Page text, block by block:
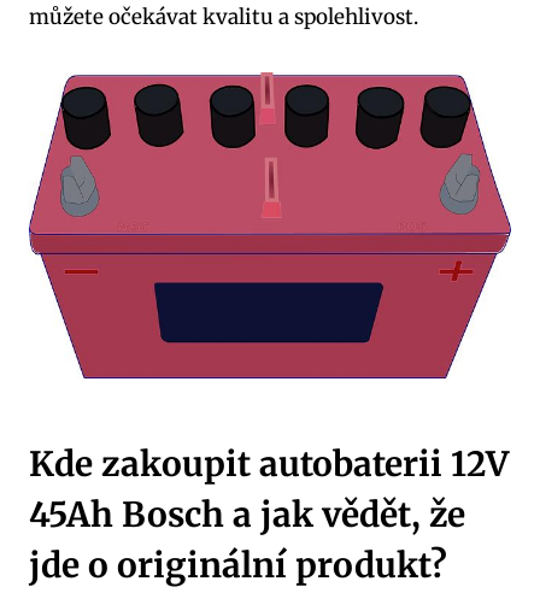
můžete očekávat kvalitu a spolehlivost.
Kde zakoupit autobaterii 12V
45Ah Bosch a jak vědět, že
jde o originální produkt?